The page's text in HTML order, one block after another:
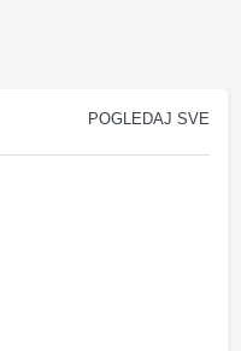
POGLEDAJ SVE